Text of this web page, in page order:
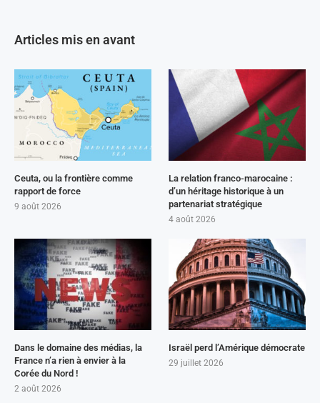
Articles mis en avant
Ceuta, ou la frontière comme
rapport de force
9 août 2026
La relation franco-marocaine :
d’un héritage historique à un
partenariat stratégique
4 août 2026
Dans le domaine des médias, la
France n’a rien à envier à la
Corée du Nord !
2 août 2026
Israël perd l’Amérique démocrate
29 juillet 2026